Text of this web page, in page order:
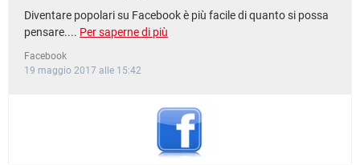
Diventare popolari su Facebook è più facile di quanto si possa
pensare.... Per saperne di più
Facebook
19 maggio 2017 alle 15:42